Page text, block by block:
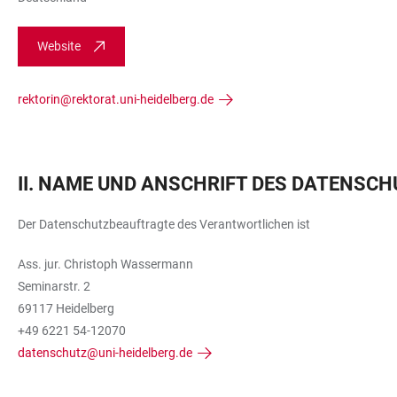
Website
rektorin@rektorat.uni-heidelberg.de
II. NAME UND ANSCHRIFT DES
Der Datenschutzbeauftragte des Verantwortlichen ist
Ass. jur. Christoph Wassermann
Seminarstr. 2
69117 Heidelberg
+49 6221 54-12070
datenschutz@uni-heidelberg.de